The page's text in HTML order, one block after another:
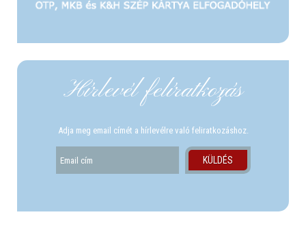
Hírlevél felíratkozás
Adja meg email címét a hírlevélre való feliratkozáshoz.